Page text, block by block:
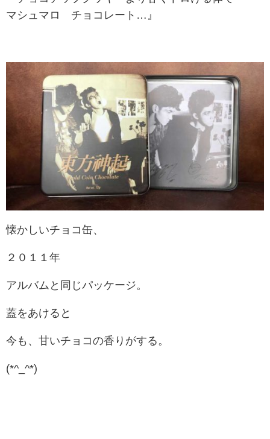
マシュマロ チョコレート…』
懐かしいチョコ缶、
２０１１年
アルバムと同じパッケージ。
蓋をあけると
今も、甘いチョコの香りがする。
(*^_^*)